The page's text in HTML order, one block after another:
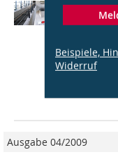
Beispiele,
Widerruf
Es
Ausgabe 04/2009